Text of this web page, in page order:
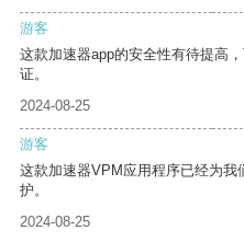
游客
这款加速器app的安全性有待提高
证。
2024-08-25
游客
这款加速器VPM应用程序已经为
护。
2024-08-25